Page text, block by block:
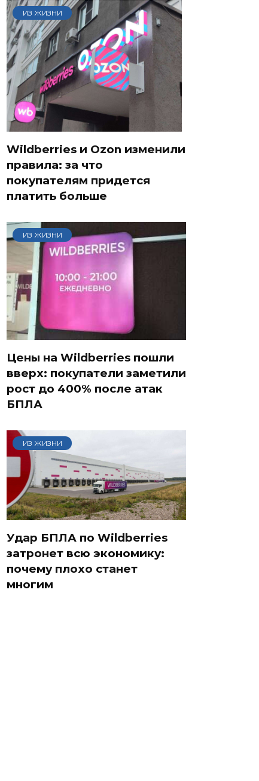
ИЗ ЖИЗНИ
Wildberries и Ozon изменили
правила: за что
покупателям придется
платить больше
ИЗ ЖИЗНИ
Цены на Wildberries пошли
вверх: покупатели заметили
рост до 400% после атак
БПЛА
ИЗ ЖИЗНИ
Удар БПЛА по Wildberries
затронет всю экономику:
почему плохо станет
многим